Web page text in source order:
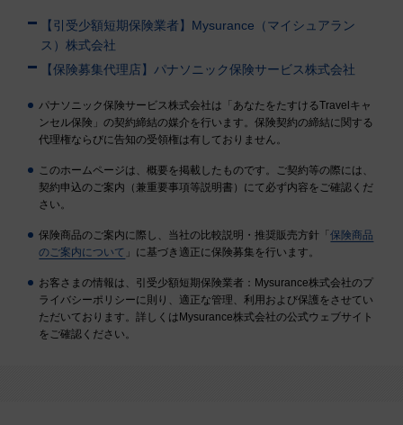
【引受少額短期保険業者】Mysurance（マイシュアラン
ス）株式会社
【保険募集代理店】パナソニック保険サービス株式会社
パナソニック保険サービス株式会社は「あなたをたすけるTravelキャ
ンセル保険」の契約締結の媒介を行います。保険契約の締結に関する
代理権ならびに告知の受領権は有しておりません。
このホームページは、概要を掲載したものです。ご契約等の際には、
契約申込のご案内（兼重要事項等説明書）にて必ず内容をご確認くだ
さい。
保険商品のご案内に際し、当社の比較説明・推奨販売方針「保険商品
のご案内について 」に基づき適正に保険募集を行います。
お客さまの情報は、引受少額短期保険業者：Mysurance株式会社のプ
ライバシーポリシーに則り、適正な管理、利用および保護をさせてい
ただいております。詳しくはMysurance株式会社の公式ウェブサイト
をご確認ください。